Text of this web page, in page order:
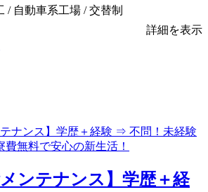
/ 自動車系工場 / 交替制
詳細を表示
メンテナンス】学歴＋経